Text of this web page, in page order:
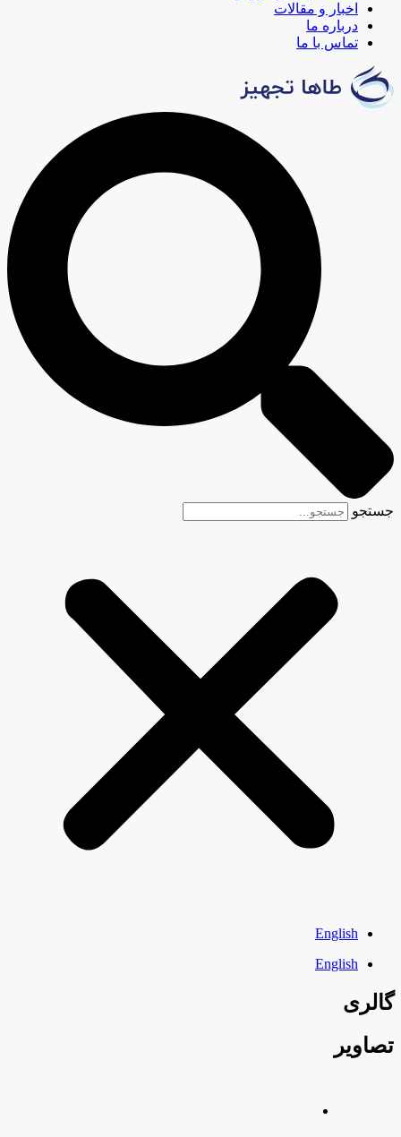
اخبار و مقالات
درباره ما
تماس با ما
جستجو
English
English
گالری
تصاویر